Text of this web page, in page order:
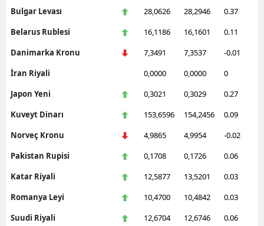
Bulgar Levası
28,0626 28,2946
0.37
Belarus Rublesi
16,1186 16,1601
0.11
Danimarka Kronu
7,3491 7,3537
-0.01
İran Riyali
0,0000 0,0000
0
Japon Yeni
0,3021 0,3029
0.27
Kuveyt Dinarı
153,6596 154,2456
0.09
Norveç Kronu
4,9865 4,9954
-0.02
Pakistan Rupisi
0,1708 0,1726
0.06
Katar Riyali
12,5877 13,5201
0.03
Romanya Leyi
10,4700 10,4842
0.03
Suudi Riyali
12,6704 12,6746
0.06